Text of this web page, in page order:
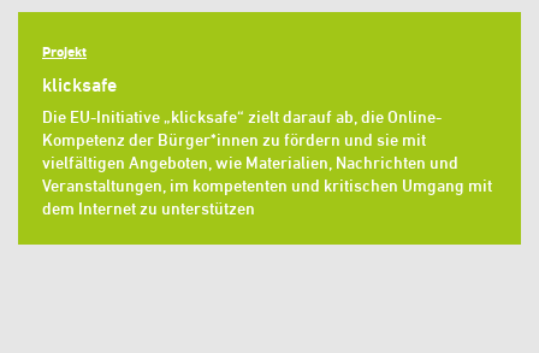
Projekt
klicksafe
Die EU-Initiative „klicksafe“ zielt darauf ab, die Online-
Kompetenz der Bürger*innen zu fördern und sie mit
vielfältigen Angeboten, wie Materialien, Nachrichten und
Veranstaltungen, im kompetenten und kritischen Umgang mit
dem Internet zu unterstützen